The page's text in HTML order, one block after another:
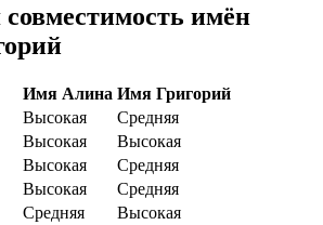
имён
Имя Алина Имя Григорий
Высокая
Средняя
Высокая
Высокая
Высокая
Средняя
Высокая
Средняя
Средняя Высокая